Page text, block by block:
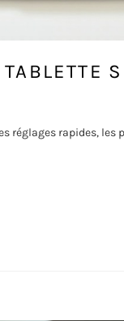
réglages rapides, les